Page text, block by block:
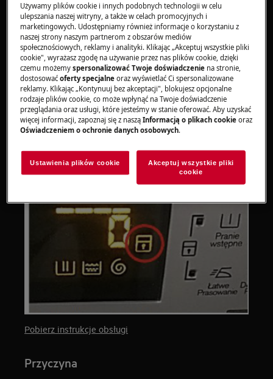
1. Ustaw pokrętło wyboru programu na
jakąkolwiek pozycję z wyjątkiem pozycji "0".
2. Odłącz urządzenie, wyłączając zasilanie.
3. Odczekaj około 1 minutę, a następnie
ponownie podłącz wtyczkę zasilającą do pralki.
4. Wyłącz funkcję blokady zabezpieczającej
zaleceniami zawartymi w instrukcji obsługi.
Pobierz instrukcje obsługi
Przyczyna
Używamy plików cookie i innych podobnych technologii w celu
ulepszania naszej witryny, a także w celach promocyjnych i
marketingowych. Udostępniamy również informacje o korzystaniu z
naszej strony naszym partnerom z obszarów mediów
społecznościowych, reklamy i analityki. Klikając „Akceptuj wszystkie pliki
cookie", wyrażasz zgodę na używanie przez nas plików cookie, dzięki
czemu możemyspersonalizować Twoje doświadczenie na stronie,
dostosowaćoferty specjalne oraz wyświetlać Ci spersonalizowane
reklamy. Klikając „Kontynuuj bez akceptacji", blokujesz opcjonalne
rodzaje plików cookie, co może wpłynąć na Twoje doświadczenie
przeglądania oraz usługi, które jesteśmy w stanie oferować. Aby uzyskać
więcej informacji, zapoznaj się z nasząInformacją o plikach cookie oraz
Oświadczeniem o ochronie danych osobowych.
Ustawienia plików cookie
Akceptuj wszystkie pliki
cookie